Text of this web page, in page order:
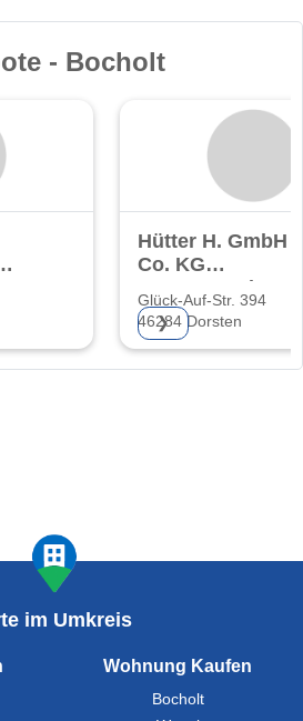
- Bocholt
Hütter H. GmbH
Co. KG
Bauunternehmen
Glück-Auf-Str. 394
46284 Dorsten
❯
im Umkreis
Wohnung Kaufen
Bocholt